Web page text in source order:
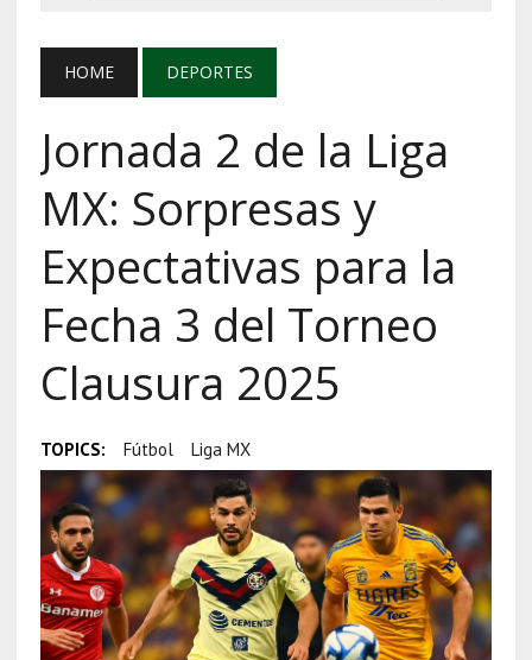
HOME DEPORTES
Jornada 2 de la Liga
MX: Sorpresas y
Expectativas para la
Fecha 3 del Torneo
Clausura 2025
TOPICS: Fútbol Liga MX